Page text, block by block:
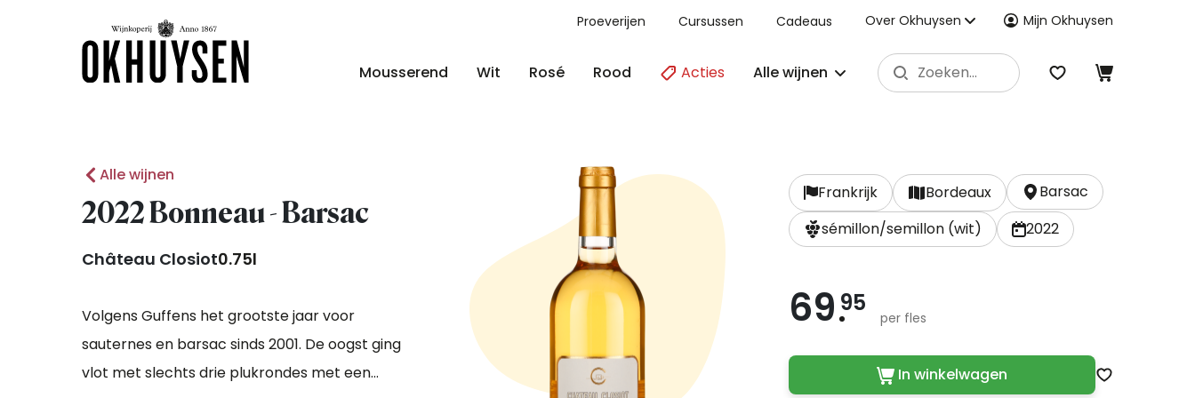
Proeverijen Cursussen Cadeaus Over Okhuysen Mijn Okhuysen
Mousserend Wit Rosé Rood Acties Alle wijnen
Alle wijnen
2022 Bonneau - Barsac
Château Closiot0.75l
Volgens Guffens het grootste jaar voor
sauternes en barsac sinds 2001. De oogst ging
vlot met slechts drie plukrondes met een
Frankrijk Bordeaux
Barsac
sémillon/semillon (wit)
2022
69 95
per fles
In winkelwagen Zet op